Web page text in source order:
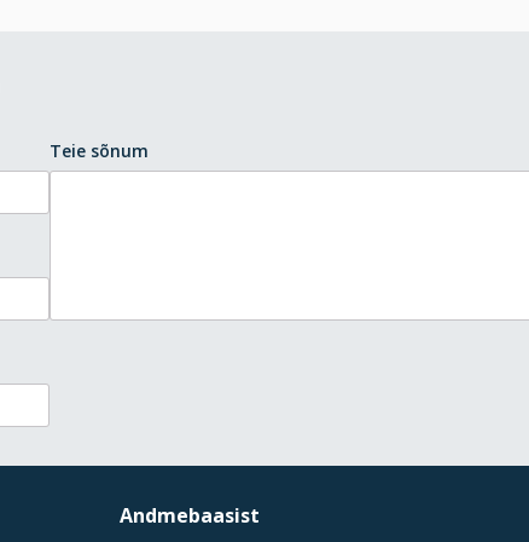
Teie sõnum
Andmebaasist